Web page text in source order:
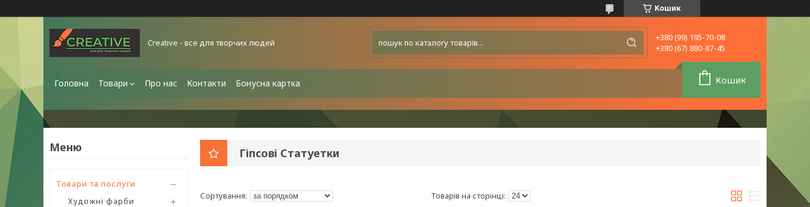
Кошик
Creative - все для творчих людей
+380 (99) 195-70-08
+380 (67) 880-87-45
Головна Товари Про нас Контакти Бонусна картка Кошик
Товари та послуги
Художні фарби
Гіпсові Статуетки